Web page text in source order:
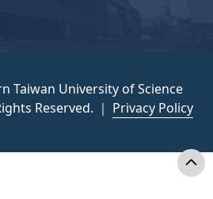
Taiwan University of Science
Reserved. ｜ Privacy Policy